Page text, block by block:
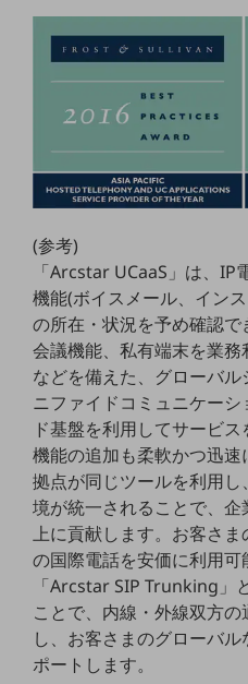
モビリティ
製造・建設業
法人向けスマホ・携帯に関する、
製品
製品TOP
ビジネス向けスマートフォン
タフネススマートフォン
データ通信製品
ドコモケータイ
5G対応ホームルーター
通信モジュール製品
衛星携帯電話
IOT完了済みメーカーブランド製品
料金TOP
ドコモBiz データ無制限 ドコモ
(参考)
「Arcstar UCaaS」は、
機能(ボイスメール、イン
の所在・状況を予め確認
会議機能、私有端末を業
などを備えた、グローバ
ニファイドコミュニケー
ド基盤を利用してサービ
機能の追加も柔軟かつ迅
拠点が同じツールを利用
境が統一されることで、
上に貢献します。お客さ
の国際電話を安価に利用
「Arcstar SIP Trunking」
ことで、内線・外線双方
し、お客さまのグローバ
ポートします。